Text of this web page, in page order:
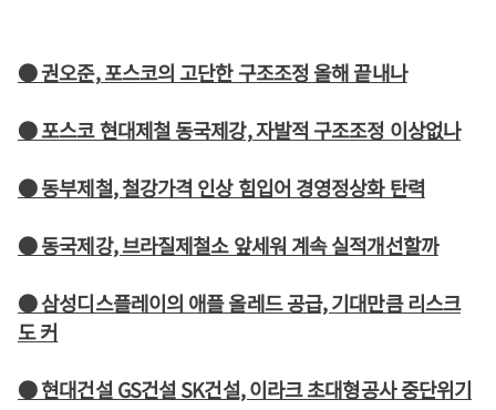
● 권오준, 포스코의 고단한 구조조정 올해 끝내나
● 포스코 현대제철 동국제강, 자발적 구조조정 이상없나
● 동부제철, 철강가격 인상 힘입어 경영정상화 탄력
● 동국제강, 브라질제철소 앞세워 계속 실적개선할까
● 삼성디스플레이의 애플 올레드 공급, 기대만큼 리스크
도 커
● 현대건설 GS건설 SK건설, 이라크 초대형공사 중단위기